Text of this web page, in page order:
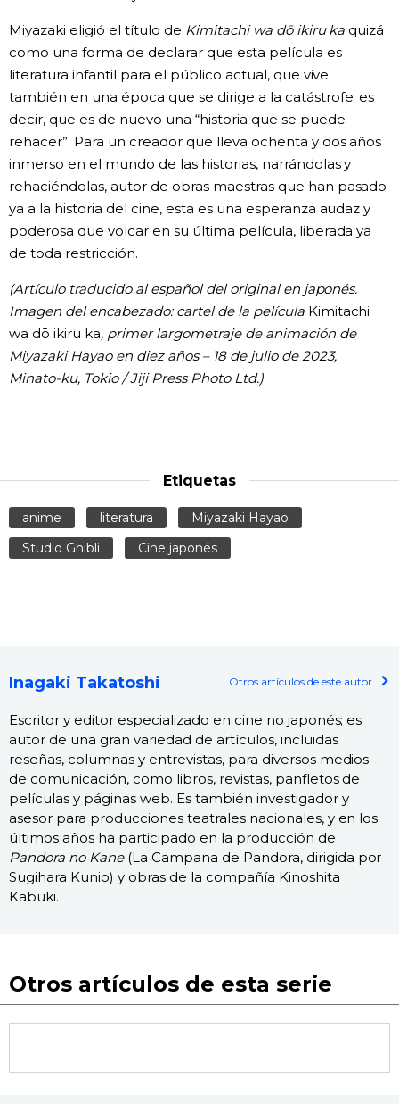
Miyazaki eligió el título de Kimitachi wa dō ikiru ka quizá
como una forma de declarar que esta película es
literatura infantil para el público actual, que vive
también en una época que se dirige a la catástrofe; es
decir, que es de nuevo una “historia que se puede
rehacer”. Para un creador que lleva ochenta y dos años
inmerso en el mundo de las historias, narrándolas y
rehaciéndolas, autor de obras maestras que han pasado
ya a la historia del cine, esta es una esperanza audaz y
poderosa que volcar en su última película, liberada ya
de toda restricción.
(Artículo traducido al español del original en japonés.
Imagen del encabezado: cartel de la película Kimitachi
wa dō ikiru ka, primer largometraje de animación de
Miyazaki Hayao en diez años – 18 de julio de 2023,
Minato-ku, Tokio / Jiji Press Photo Ltd.)
Etiquetas
anime literatura
Miyazaki Hayao
Studio Ghibli
Cine japonés
Inagaki Takatoshi Otros artículos de este autor
Escritor y editor especializado en cine no japonés; es
autor de una gran variedad de artículos, incluidas
reseñas, columnas y entrevistas, para diversos medios
de comunicación, como libros, revistas, panfletos de
películas y páginas web. Es también investigador y
asesor para producciones teatrales nacionales, y en los
últimos años ha participado en la producción de
Pandora no Kane(La Campana de Pandora, dirigida por
Sugihara Kunio) y obras de la compañía Kinoshita
Kabuki.
Otros artículos de esta serie